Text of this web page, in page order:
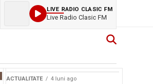
LIVE RADIO CLASIC FM
The Pussycat Dolls - Don
ACTUALITATE 4 luni ago